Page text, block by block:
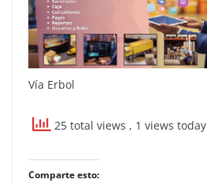
Vía Erbol
25 total views , 1 views today
Comparte esto: